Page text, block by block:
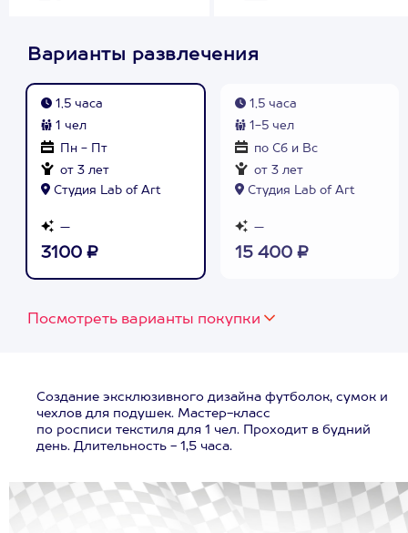
Варианты развлечения
1,5 часа
1 чел
Пн - Пт
от 3 лет
Студия Lab of Art
—
3100 ₽
1,5 часа
1-5 чел
по Сб и Вс
от 3 лет
Студия Lab of Art
—
15 400 ₽
Посмотреть варианты покупки
Создание эксклюзивного дизайна футболок, сумок и
чехлов для подушек. Мастер-класс
по росписи текстиля для 1 чел. Проходит в будний
день. Длительность - 1,5 часа.